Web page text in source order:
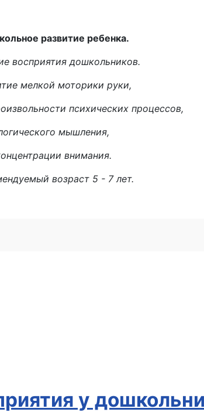
развитие ребенка.
восприятия дошкольников.
мелкой моторики руки,
психических процессов,
мышления,
внимания.
возраст 5 - 7 лет.
у